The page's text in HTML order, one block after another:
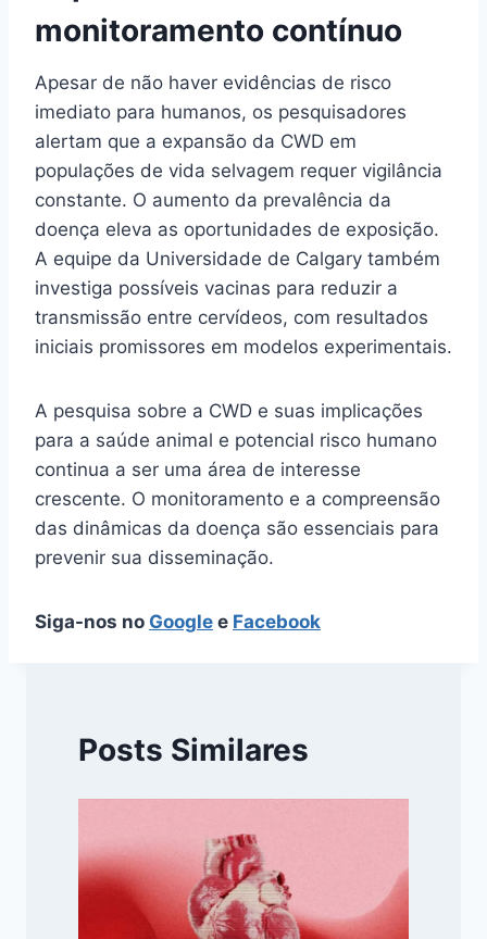
monitoramento contínuo
Apesar de não haver evidências de risco
imediato para humanos, os pesquisadores
alertam que a expansão da CWD em
populações de vida selvagem requer vigilância
constante. O aumento da prevalência da
doença eleva as oportunidades de exposição.
A equipe da Universidade de Calgary também
investiga possíveis vacinas para reduzir a
transmissão entre cervídeos, com resultados
iniciais promissores em modelos experimentais.
A pesquisa sobre a CWD e suas implicações
para a saúde animal e potencial risco humano
continua a ser uma área de interesse
crescente. O monitoramento e a compreensão
das dinâmicas da doença são essenciais para
prevenir sua disseminação.
Siga-nos no Google e Facebook
Posts Similares